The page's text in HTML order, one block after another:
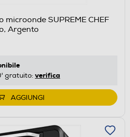
microonde SUPREME CHEF
Argento
gratuito: verifica
AGGIUNGI